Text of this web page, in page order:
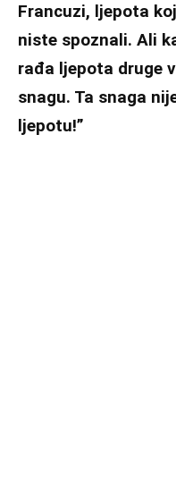
Francuzi, ljepota
niste spoznali. Ali
rađa ljepota druge
snagu. Ta snaga
ljepotu!”